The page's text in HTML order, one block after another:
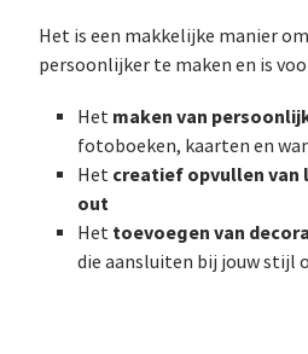
Het is een makkelijke manier
persoonlijker te maken en is
Het maken van
fotoboeken, kaarten en
Het creatief opvullen van
out
Het toevoegen van
die aansluiten bij jouw stijl